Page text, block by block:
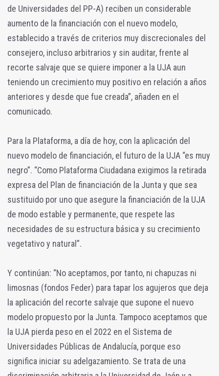
de Universidades del PP-A) reciben un considerable
aumento de la financiación con el nuevo modelo,
establecido a través de criterios muy discrecionales del
consejero, incluso arbitrarios y sin auditar, frente al
recorte salvaje que se quiere imponer a la UJA aun
teniendo un crecimiento muy positivo en relación a años
anteriores y desde que fue creada”, añaden en el
comunicado.
Para la Plataforma, a día de hoy, con la aplicación del
nuevo modelo de financiación, el futuro de la UJA “es muy
negro”. “Como Plataforma Ciudadana exigimos la retirada
expresa del Plan de financiación de la Junta y que sea
sustituido por uno que asegure la financiación de la UJA
de modo estable y permanente, que respete las
necesidades de su estructura básica y su crecimiento
vegetativo y natural”.
Y continúan: “No aceptamos, por tanto, ni chapuzas ni
limosnas (fondos Feder) para tapar los agujeros que deja
la aplicación del recorte salvaje que supone el nuevo
modelo propuesto por la Junta. Tampoco aceptamos que
la UJA pierda peso en el 2022 en el Sistema de
Universidades Públicas de Andalucía, porque eso
significa iniciar su adelgazamiento. Se trata de una